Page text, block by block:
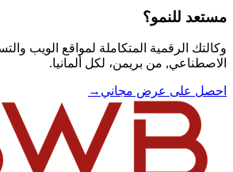
مستعد للنمو؟
وكالتك الرقمية المتكاملة لمواقع الويب
الاصطناعي, من بريمن، لكل ألمانيا.
احصل على عرض مجاني →